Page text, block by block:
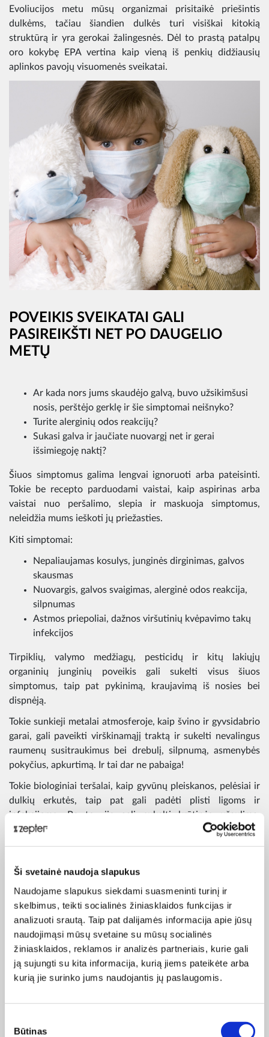
Ši svetainė naudoja slapukus
Naudojame slapukus siekdami suasmeninti turinį ir
skelbimus, teikti socialinės žiniasklaidos funkcijas ir
analizuoti srautą. Taip pat dalijamės informacija apie jūsų
naudojimąsi mūsų svetaine su mūsų socialinės
žiniasklaidos, reklamos ir analizės partneriais, kurie gali
ją sujungti su kita informacija, kurią jiems pateikėte arba
kurią jie surinko jums naudojantis jų paslaugomis.
pasirinkimas
Būtinas
Evoliucijos metu mūsų organizmai prisitaikė priešintis
dulkėms, tačiau šiandien dulkės turi visiškai kitokią
struktūrą ir yra gerokai žalingesnės. Dėl to prastą patalpų
oro kokybę EPA vertina kaip vieną iš penkių didžiausių
aplinkos pavojų visuomenės sveikatai.
POVEIKIS SVEIKATAI GALI
PASIREIKŠTI NET PO DAUGELIO
METŲ
Ar kada nors jums skaudėjo galvą, buvo užsikimšusi
nosis, perštėjo gerklę ir šie simptomai neišnyko?
Turite alerginių odos reakcijų?
Sukasi galva ir jaučiate nuovargį net ir gerai
išsimiegoję naktį?
Šiuos simptomus galima lengvai ignoruoti arba pateisinti.
Tokie be recepto parduodami vaistai, kaip aspirinas arba
vaistai nuo peršalimo, slepia ir maskuoja simptomus,
neleidžia mums ieškoti jų priežasties.
Kiti simptomai:
Nepaliaujamas kosulys, junginės dirginimas, galvos
skausmas
Nuovargis, galvos svaigimas, alerginė odos reakcija,
silpnumas
Astmos priepoliai, dažnos viršutinių kvėpavimo takų
infekcijos
Tirpiklių, valymo medžiagų, pesticidų ir kitų lakiųjų
organinių junginių poveikis gali sukelti visus šiuos
simptomus, taip pat pykinimą, kraujavimą iš nosies bei
dispnėją.
Tokie sunkieji metalai atmosferoje, kaip švino ir gyvsidabrio
garai, gali paveikti virškinamąjį traktą ir sukelti nevalingus
raumenų susitraukimus bei drebulį, silpnumą, asmenybės
pokyčius, apkurtimą. Ir tai dar ne pabaiga!
Tokie biologiniai teršalai, kaip gyvūnų pleiskanos, pelėsiai ir
dulkių erkutės, taip pat gali padėti plisti ligoms ir
infekcijoms. Be to, jie gali sukelti krūtinės užgulimą,
nepaliaujamą kosulį ir nosies gleivinės uždegimą.
židinius taip pat galime susirgti. Šie degimo šaltiniai gali
sukelti galvos svaigimą, galvos skausmus, akių dirginimą ir
padažnėjusią anginą žmonėms, sergantiems koronarine
širdies liga, bei daugelį kitų jau minėtų simptomų.